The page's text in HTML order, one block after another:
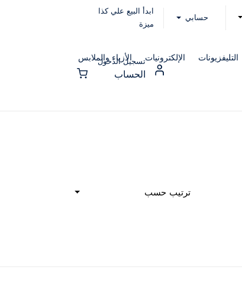
حسابي
ابدأ البيع علي كذا
ميزة
التليفزيونات الإلكترونيات الأزياء والملابس
تسجيل الدخول
الحساب
ترتيب حسب